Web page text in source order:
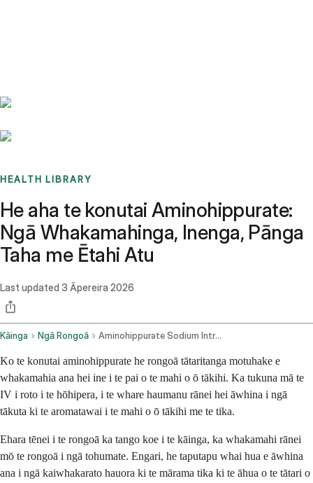
HEALTH LIBRARY
He aha te konutai Aminohippurate:
Ngā Whakamahinga, Inenga, Pānga
Taha me Ētahi Atu
Last updated 3 Āpereira 2026
Kāinga Ngā Rongoā Aminohippurate Sodium Intravenous Route
Ko te konutai aminohippurate he rongoā tātaritanga motuhake e
whakamahia ana hei ine i te pai o te mahi o ō tākihi. Ka tukuna mā te
IV i roto i te hōhipera, i te whare haumanu rānei hei āwhina i ngā
tākuta ki te aromatawai i te mahi o ō tākihi me te tika.
Ehara tēnei i te rongoā ka tango koe i te kāinga, ka whakamahi rānei
mō te rongoā i ngā tohumate. Engari, he taputapu whai hua e āwhina
ana i ngā kaiwhakarato hauora ki te mārama tika ki te āhua o te tātari o